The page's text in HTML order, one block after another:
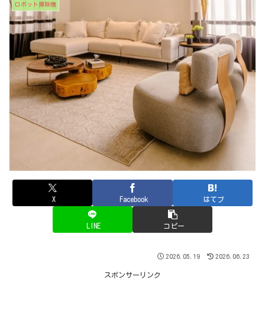
ロボット掃除機
X Facebook はてブ
LINE コピー
2026.05.19 2026.06.23
スポンサーリンク